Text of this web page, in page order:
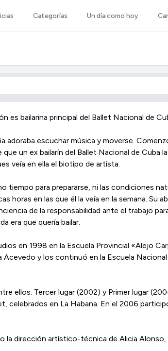
Categorías Un día como hoy
es bailarina principal del Ballet Nacional de
adoraba escuchar música y moverse.
que un ex bailarín del Ballet Nacional de Cuba
veía en ella el biotipo de artista.
tiempo para prepararse, ni las condiciones
horas en las que él la veía en la semana. Su
de la responsabilidad ante el trabajo
era que quería bailar.
en 1998 en la Escuela Provincial «Alejo
Acevedo y los continuó en la Escuela
ellos: Tercer lugar (2002) y Primer lugar
celebrados en La Habana. En el 2006
la dirección artístico-técnica de Alicia